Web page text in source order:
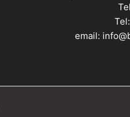
email: